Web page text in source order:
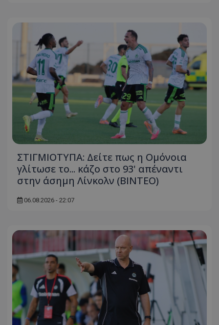
ΣΤΙΓΜΙΟΤΥΠΑ: Δείτε πως η Ομόνοια
γλίτωσε το... κάζο στο 93' απέναντι
στην άσημη Λίνκολν (ΒΙΝΤΕΟ)
06.08.2026 - 22:07